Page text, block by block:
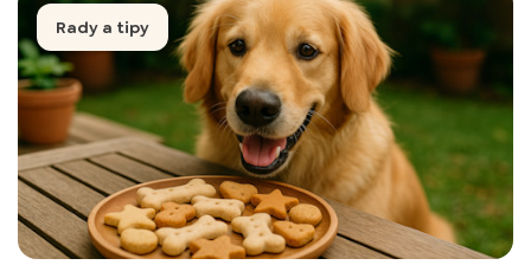
Rady a tipy